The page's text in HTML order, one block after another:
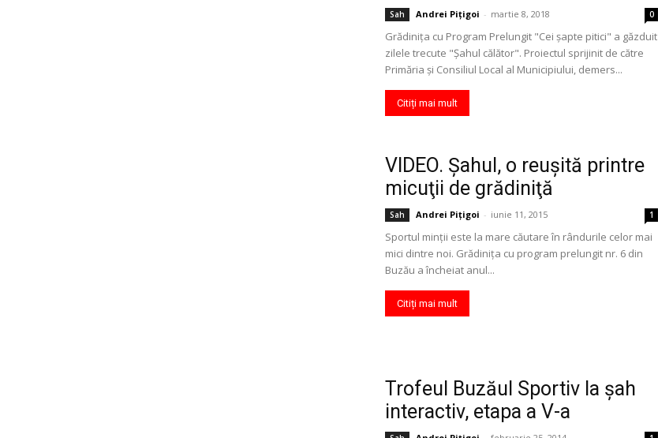
Sah Andrei Pițigoi - martie 8, 2018 0
Grădiniţa cu Program Prelungit "Cei şapte pitici" a găzduit
zilele trecute "Şahul călător". Proiectul sprijinit de către
Primăria şi Consiliul Local al Municipiului, demers...
Citiți mai mult
VIDEO. Şahul, o reuşită printre
micuţii de grădiniţă
Sah Andrei Pițigoi - iunie 11, 2015 1
Sportul minții este la mare căutare în rândurile celor mai
mici dintre noi. Grădinița cu program prelungit nr. 6 din
Buzău a încheiat anul...
Citiți mai mult
Trofeul Buzăul Sportiv la şah
interactiv, etapa a V-a